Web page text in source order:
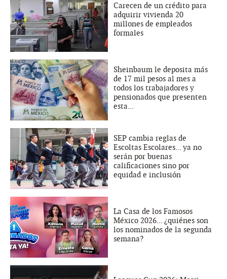
Carecen de un crédito para
adquirir vivienda 20
millones de empleados
formales
Sheinbaum le deposita más
de 17 mil pesos al mes a
todos los trabajadores y
pensionados que presenten
esta...
SEP cambia reglas de
Escoltas Escolares... ya no
serán por buenas
calificaciones sino por
equidad e inclusión
La Casa de los Famosos
México 2026... ¿quiénes son
los nominados de la segunda
semana?